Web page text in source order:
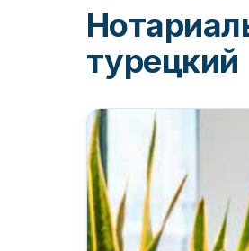
турецкий